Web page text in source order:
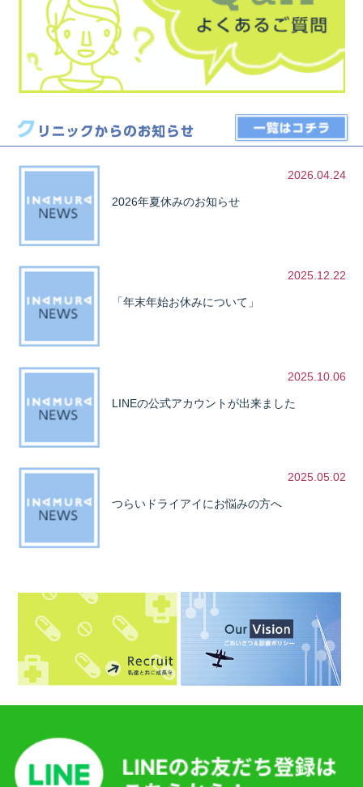
2026.04.24
2026年夏休みのお知らせ
2025.12.22
「年末年始お休みについて」
2025.10.06
LINEの公式アカウントが出来ました
2025.05.02
つらいドライアイにお悩みの方へ